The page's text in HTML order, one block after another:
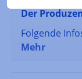
Der
Folgende
Mehr